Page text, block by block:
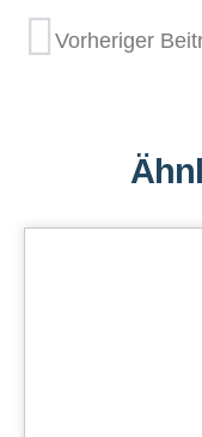
Vorheriger